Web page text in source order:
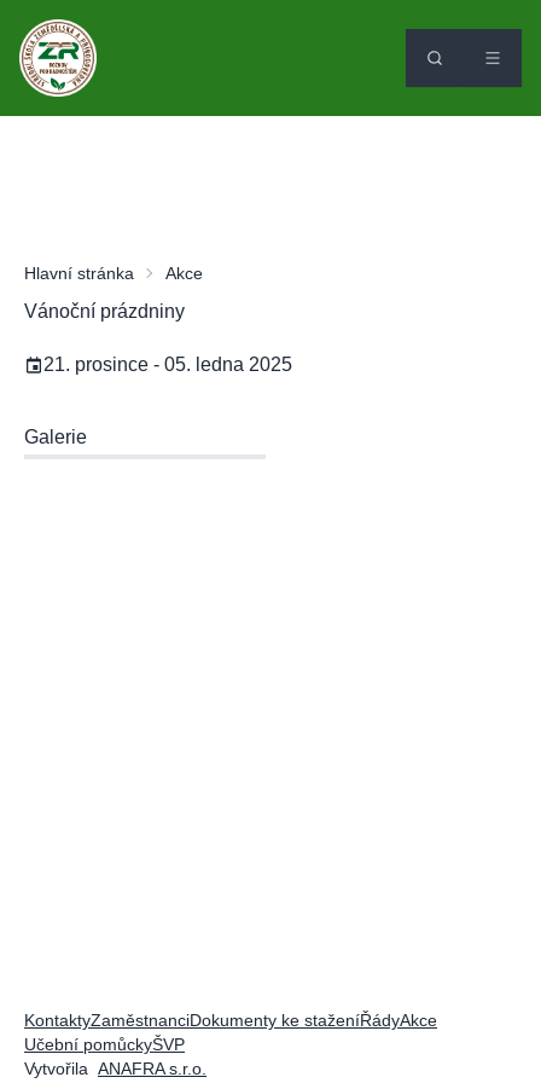
Hlavní stránka Akce
Vánoční prázdniny
21. prosince - 05. ledna 2025
Galerie
KontaktyZaměstnanciDokumenty ke staženíŘádyAkce
Učební pomůckyŠVP
Vytvořila ANAFRA s.r.o.